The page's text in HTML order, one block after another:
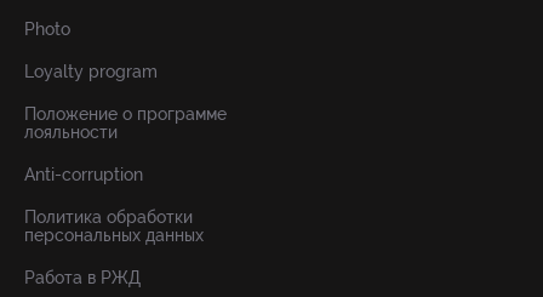
Photo
Loyalty program
Положение о программе
лояльности
Anti-corruption
Политика обработки
персональных данных
Работа в РЖД